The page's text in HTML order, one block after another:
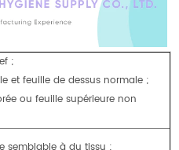
;
et feuille de dessus normale ;
ou feuille supérieure non